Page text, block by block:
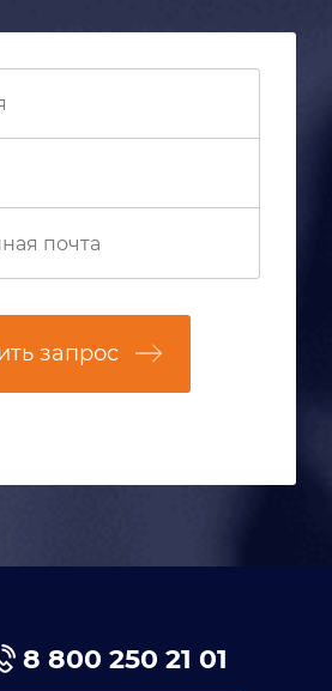
запрос
8 800 250 21 01